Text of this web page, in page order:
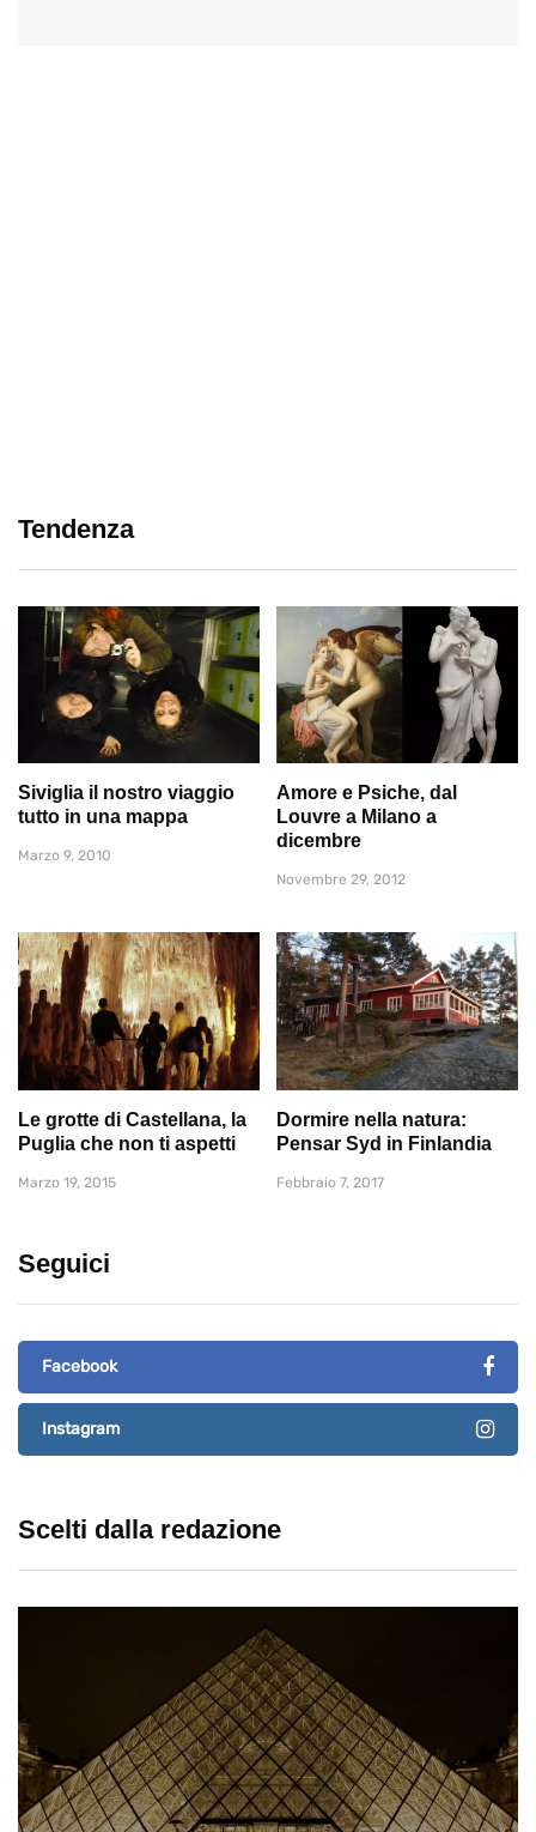
Tendenza
Siviglia il nostro viaggio
tutto in una mappa
Marzo 9, 2010
Amore e Psiche, dal
Louvre a Milano a
dicembre
Novembre 29, 2012
Le grotte di Castellana, la
Puglia che non ti aspetti
Marzo 19, 2015
Dormire nella natura:
Pensar Syd in Finlandia
Febbraio 7, 2017
Seguici
Facebook
Instagram
Scelti dalla redazione